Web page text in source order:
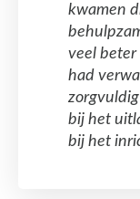
kwamen
veel beter
had
bij het
bij het